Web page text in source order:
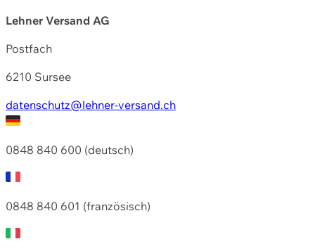
Lehner Versand AG
Postfach
6210 Sursee
datenschutz@lehner-versand.ch
0848 840 600 (deutsch)
0848 840 601 (französisch)